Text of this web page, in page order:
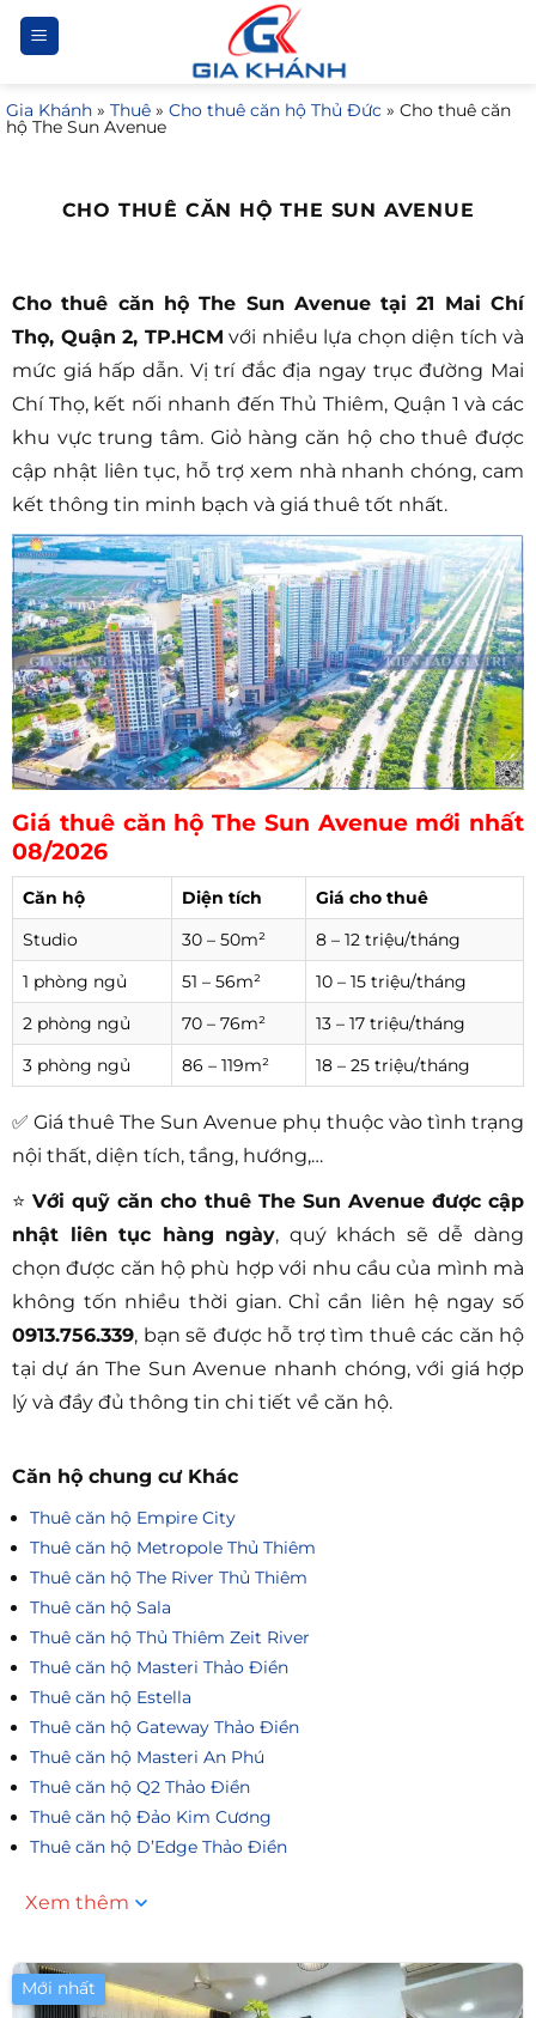
Bỏ
qua
dung
Gia Khánh » Thuê » Cho thuê căn hộ Thủ Đức » Cho thuê căn
hộ The Sun Avenue
CHO THUÊ CĂN HỘ THE SUN AVENUE
Cho thuê căn hộ The Sun Avenue tại 21 Mai Chí
Thọ, Quận 2, TP.HCM với nhiều lựa chọn diện tích và
mức giá hấp dẫn. Vị trí đắc địa ngay trục đường Mai
Chí Thọ, kết nối nhanh đến Thủ Thiêm, Quận 1 và các
khu vực trung tâm. Giỏ hàng căn hộ cho thuê được
cập nhật liên tục, hỗ trợ xem nhà nhanh chóng, cam
kết thông tin minh bạch và giá thuê tốt nhất.
Giá thuê căn hộ The Sun Avenue mới nhất
08/2026
Căn hộ Diện tích
Giá cho thuê
Studio
30 – 50m²
8 – 12 triệu/tháng
1 phòng ngủ
51 – 56m²
10 – 15 triệu/tháng
2 phòng ngủ
70 – 76m²
13 – 17 triệu/tháng
3 phòng ngủ
86 – 119m² 18 – 25 triệu/tháng
✅ Giá thuê The Sun Avenue phụ thuộc vào tình trạng
nội thất, diện tích, tầng, hướng,…
⭐Với quỹ căn cho thuê The Sun Avenue được cập
nhật liên tục hàng ngày, quý khách sẽ dễ dàng
chọn được căn hộ phù hợp với nhu cầu của mình mà
không tốn nhiều thời gian. Chỉ cần liên hệ ngay số
0913.756.339, bạn sẽ được hỗ trợ tìm thuê các căn hộ
tại dự án The Sun Avenue nhanh chóng, với giá hợp
lý và đầy đủ thông tin chi tiết về căn hộ.
Căn hộ chung cư Khác
Thuê căn hộ Empire City
Thuê căn hộ Metropole Thủ Thiêm
Thuê căn hộ The River Thủ Thiêm
Thuê căn hộ Sala
Thuê căn hộ Thủ Thiêm Zeit River
Thuê căn hộ Masteri Thảo Điền
Thuê căn hộ Estella
Thuê căn hộ Gateway Thảo Điền
Thuê căn hộ Masteri An Phú
Thuê căn hộ Q2 Thảo Điền
Thuê căn hộ Đảo Kim Cương
Thuê căn hộ D’Edge Thảo Điền
Xem thêm
Mới nhất